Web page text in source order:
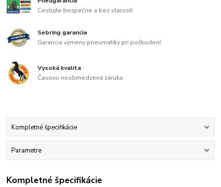
Cestujte bezpečne a bez starostí
Sebring garancia
Garancia výmeny pneumatiky pri poškodení
Vysoká kvalita
Časovo neobmedzená záruka
Kompletné špecifikácie
Parametre
Kompletné špecifikácie